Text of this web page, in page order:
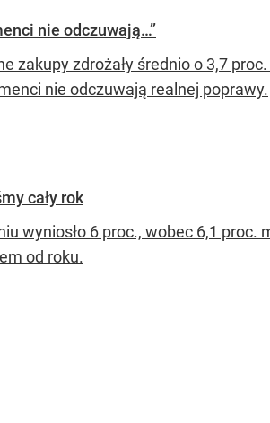
nie odczuwają…”
zakupy zdrożały średnio o 3,7
nie odczuwają realnej poprawy.
cały rok
wyniosło 6 proc., wobec 6,1
od roku.